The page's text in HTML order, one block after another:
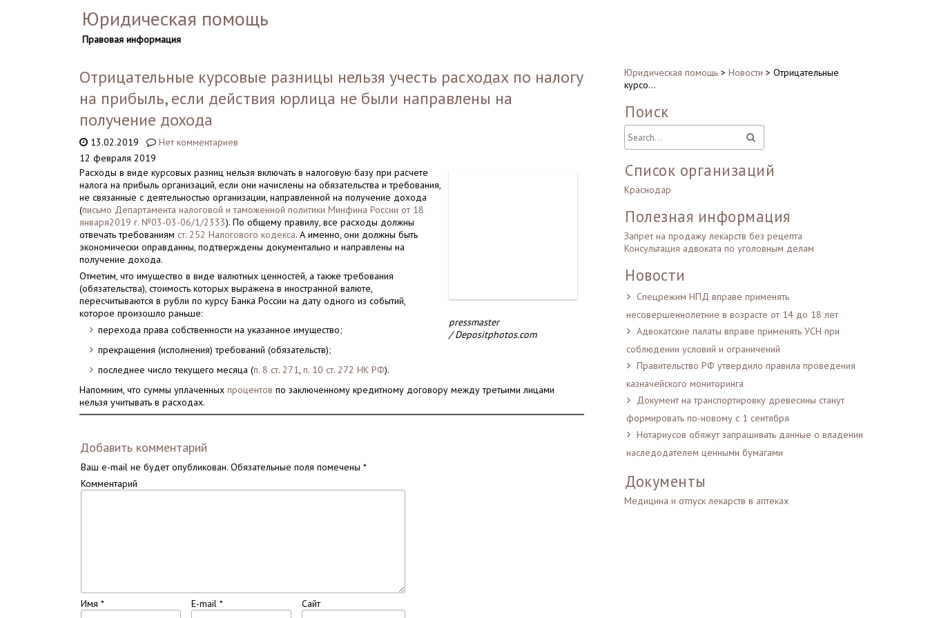
Юридическая помощь
Правовая информация
Отрицательные курсовые разницы нельзя учесть расходах по налогу
на прибыль, если действия юрлица не были направлены на
получение дохода
13.02.2019
Нет комментариев
12 февраля 2019
pressmaster
/ Depositphotos.com
Расходы в виде курсовых разниц нельзя включать в налоговую базу при расчете
налога на прибыль организаций, если они начислены на обязательства и требования,
не связанные с деятельностью организации, направленной на получение дохода
(письмо Департамента налоговой и таможенной политики Минфина России от 18
января2019 г. №03-03-06/1/2333). По общему правилу, все расходы должны
отвечать требованиям ст. 252 Налогового кодекса. А именно, они должны быть
экономически оправданны, подтверждены документально и направлены на
получение дохода.
Отметим, что имущество в виде валютных ценностей, а также требования
(обязательства), стоимость которых выражена в иностранной валюте,
пересчитываются в рубли по курсу Банка России на дату одного из событий,
которое произошло раньше:
перехода права собственности на указанное имущество;
прекращения (исполнения) требований (обязательств);
последнее число текущего месяца (п. 8 ст. 271,п. 10 ст. 272 НК РФ).
Напомним, что суммы уплаченныхпроцентов по заключенному кредитному договору между третьими лицами
нельзя учитывать в расходах.
Добавить комментарий
Ваш e-mail не будет опубликован. Обязательные поля помечены*
Комментарий
Имя* E-mail* Сайт
Юридическая помощь > Новости > Отрицательные
курсо…
Поиск
Список организаций
Краснодар
Полезная информация
Запрет на продажу лекарств без рецепта
Консультация адвоката по уголовным делам
Новости
Спецрежим НПД вправе применять
несовершеннолетние в возрасте от 14 до 18 лет
Адвокатские палаты вправе применять УСН при
соблюдении условий и ограничений
Правительство РФ утвердило правила проведения
казначейского мониторинга
Документ на транспортировку древесины станут
формировать по-новому с 1 сентября
Нотариусов обяжут запрашивать данные о владении
наследодателем ценными бумагами
Документы
Медицина и отпуск лекарств в аптеках